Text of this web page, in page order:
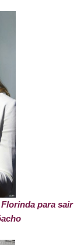
para sair